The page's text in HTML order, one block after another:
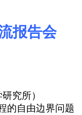
报告会
研究所）
的自由边界问题